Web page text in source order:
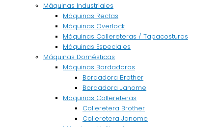
Máquinas Industriales
Máquinas Rectas
Máquinas Overlock
Máquinas Collereteras / Tapacosturas
Máquinas Especiales
Máquinas Domésticas
Máquinas Bordadoras
Bordadora Brother
Bordadora Janome
Máquinas Collereteras
Colleretera Brother
Colleretera Janome